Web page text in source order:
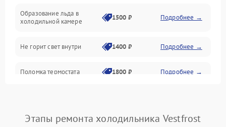
Образование льда в
холодильной камере
1500 ₽ Подробнее →
Не горит свет внутри 1400 ₽ Подробнее →
Поломка термостата 1800 ₽ Подробнее →
Поломка системы No Frost 2600 ₽ Подробнее →
Этапы ремонта холодильника Vestfrost